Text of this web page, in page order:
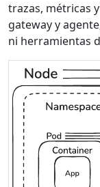
trazas, métricas
gateway y
ni herramientas